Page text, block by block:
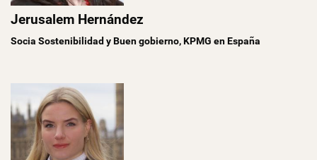
Jerusalem Hernández
Socia Sostenibilidad y Buen gobierno, KPMG en España